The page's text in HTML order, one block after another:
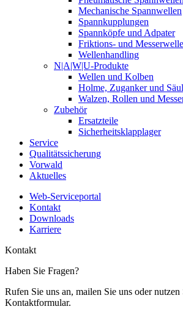
Mechanische Spannwellen
Spannkupplungen
Spannköpfe und Adpater
Friktions- und
Wellenhandling
N|A|W|U-Produkte
Wellen und Kolben
Holme, Zuganker und
Walzen, Rollen und
Zubehör
Ersatzteile
Sicherheitsklapplager
Service
Qualitätssicherung
Vorwald
Aktuelles
Web-Serviceportal
Kontakt
Downloads
Karriere
Kontakt
Haben Sie Fragen?
Rufen Sie uns an, mailen Sie uns oder nutzen
Kontaktformular.